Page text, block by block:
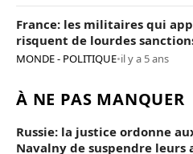
France: les militaires qui
risquent de lourdes
MONDE - POLITIQUE•il y a 5 ans
À NE PAS MANQUER
Russie: la justice ordonne
Navalny de suspendre leurs